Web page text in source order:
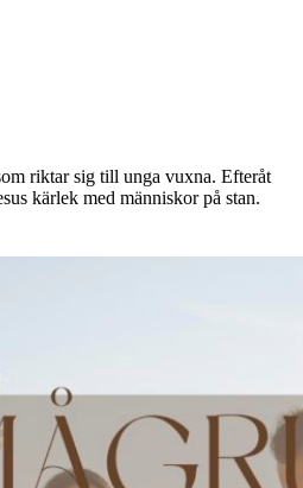
riktar sig till unga vuxna. Efteråt
kärlek med människor på stan.